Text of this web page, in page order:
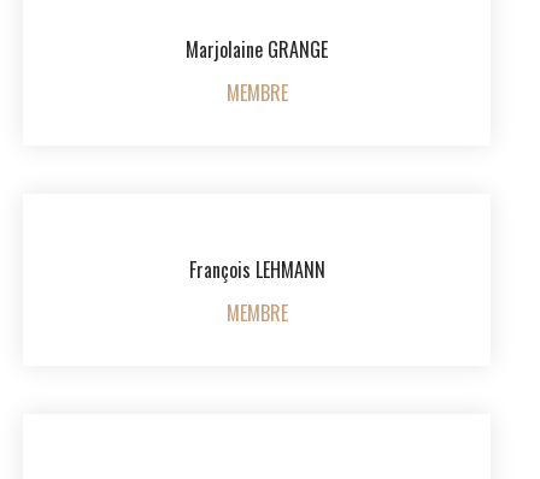
Marjolaine GRANGE
MEMBRE
François LEHMANN
MEMBRE